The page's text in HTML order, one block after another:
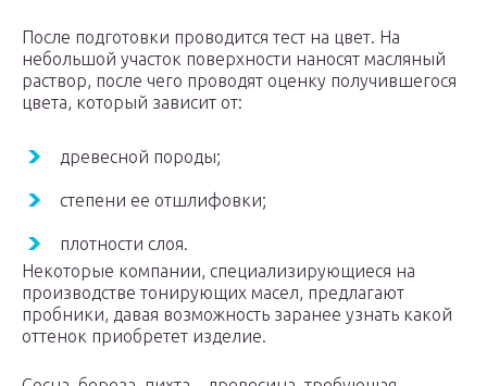
После подготовки проводится тест на цвет. На
небольшой участок поверхности наносят масляный
раствор, после чего проводят оценку получившегося
цвета, который зависит от:
древесной породы;
степени ее отшлифовки;
плотности слоя.
Некоторые компании, специализирующиеся на
производстве тонирующих масел, предлагают
пробники, давая возможность заранее узнать какой
оттенок приобретет изделие.